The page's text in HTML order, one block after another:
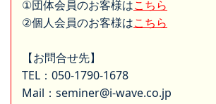
①団体会員のお客様はこちら
②個人会員のお客様はこちら
【お問合せ先】
TEL：050-1790-1678
Mail：seminer@i-wave.co.jp